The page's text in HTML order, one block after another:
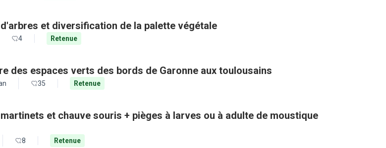
et diversification de la palette végétale
4 Retenue
des espaces verts des bords de Garonne aux toulousains
35 Retenue
et chauve souris + pièges à larves ou à adulte de moustique
8 Retenue